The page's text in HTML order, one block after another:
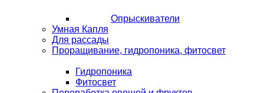
Опрыскиватели
Умная Капля
Для рассады
Проращивание, гидропоника, фитосвет
Гидропоника
Фитосвет